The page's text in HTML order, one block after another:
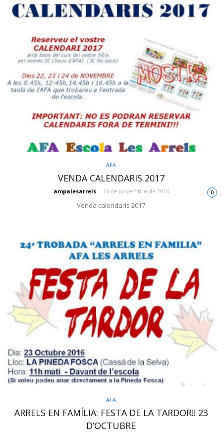
AFA
VENDA CALENDARIS 2017
ampalesarrels - 14 de novembre de 2016 0
Venda calendaris 2017
AFA
ARRELS EN FAMÍLIA: FESTA DE LA TARDOR!! 23
D’OCTUBRE